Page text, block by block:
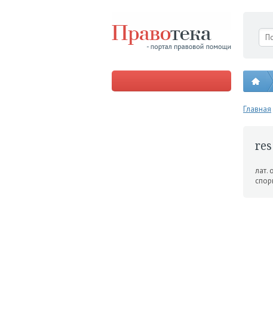
Главная
лат.